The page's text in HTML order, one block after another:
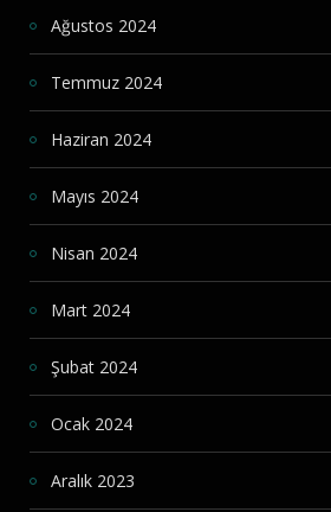
Ağustos 2024
Temmuz 2024
Haziran 2024
Mayıs 2024
Nisan 2024
Mart 2024
Şubat 2024
Ocak 2024
Aralık 2023